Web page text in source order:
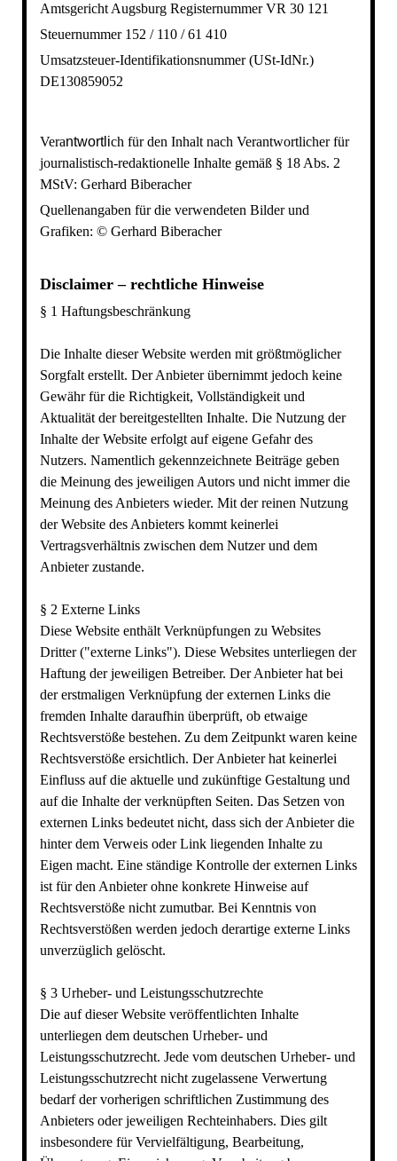
Amtsgericht Augsburg Registernummer VR 30 121
Steuernummer 152 / 110 / 61 410
Umsatzsteuer-Identifikationsnummer (USt-IdNr.)
DE130859052
Verantwortlich für den Inhalt nach Verantwortlicher für
journalistisch-redaktionelle Inhalte gemäß § 18 Abs. 2
MStV: Gerhard Biberacher
Quellenangaben für die verwendeten Bilder und
Grafiken: © Gerhard Biberacher
Disclaimer – rechtliche Hinweise
§ 1 Haftungsbeschränkung
Die Inhalte dieser Website werden mit größtmöglicher
Sorgfalt erstellt. Der Anbieter übernimmt jedoch keine
Gewähr für die Richtigkeit, Vollständigkeit und
Aktualität der bereitgestellten Inhalte. Die Nutzung der
Inhalte der Website erfolgt auf eigene Gefahr des
Nutzers. Namentlich gekennzeichnete Beiträge geben
die Meinung des jeweiligen Autors und nicht immer die
Meinung des Anbieters wieder. Mit der reinen Nutzung
der Website des Anbieters kommt keinerlei
Vertragsverhältnis zwischen dem Nutzer und dem
Anbieter zustande.
§ 2 Externe Links
Diese Website enthält Verknüpfungen zu Websites
Dritter ("externe Links"). Diese Websites unterliegen der
Haftung der jeweiligen Betreiber. Der Anbieter hat bei
der erstmaligen Verknüpfung der externen Links die
fremden Inhalte daraufhin überprüft, ob etwaige
Rechtsverstöße bestehen. Zu dem Zeitpunkt waren keine
Rechtsverstöße ersichtlich. Der Anbieter hat keinerlei
Einfluss auf die aktuelle und zukünftige Gestaltung und
auf die Inhalte der verknüpften Seiten. Das Setzen von
externen Links bedeutet nicht, dass sich der Anbieter die
hinter dem Verweis oder Link liegenden Inhalte zu
Eigen macht. Eine ständige Kontrolle der externen Links
ist für den Anbieter ohne konkrete Hinweise auf
Rechtsverstöße nicht zumutbar. Bei Kenntnis von
Rechtsverstößen werden jedoch derartige externe Links
unverzüglich gelöscht.
§ 3 Urheber- und Leistungsschutzrechte
Die auf dieser Website veröffentlichten Inhalte
unterliegen dem deutschen Urheber- und
Leistungsschutzrecht. Jede vom deutschen Urheber- und
Leistungsschutzrecht nicht zugelassene Verwertung
bedarf der vorherigen schriftlichen Zustimmung des
Anbieters oder jeweiligen Rechteinhabers. Dies gilt
insbesondere für Vervielfältigung, Bearbeitung,